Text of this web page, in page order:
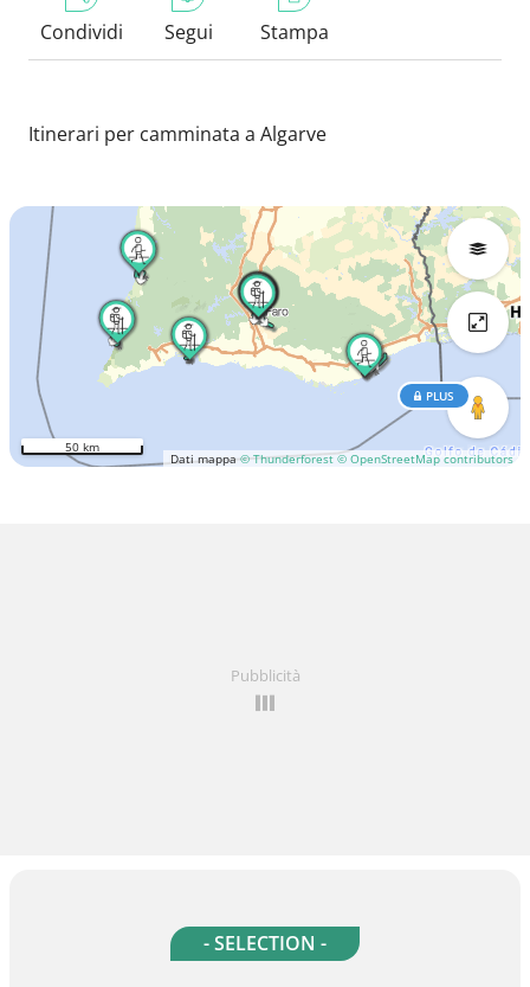
Condividi Segui Stampa
Itinerari per camminata a Algarve
Dati mappa© Thunderforest © OpenStreetMap contributors
PLUS
50 km
Pubblicità
- SELECTION -